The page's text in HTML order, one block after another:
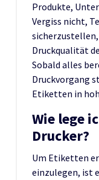
Produkte,
Vergiss nicht,
sicherzustellen,
Druckqualität
Sobald alles
Druckvorgang
Etiketten in
Wie lege
Drucker?
Um Etiketten
einzulegen, ist